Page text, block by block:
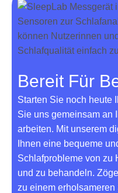
Bereit Für
Starten Sie noch heute
Sie uns gemeinsam an
arbeiten. Mit unserem
Ihnen eine bequeme
Schlafprobleme von zu
und zu behandeln.
zu einem